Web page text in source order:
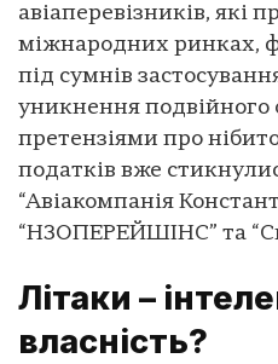
авіаперевізників, які
міжнародних ринках,
під сумнів
уникнення подвійного
претензіями про
податків вже
“Авіакомпанія
“Н3ОПЕРЕЙШІНС” та
Літаки –
власність?